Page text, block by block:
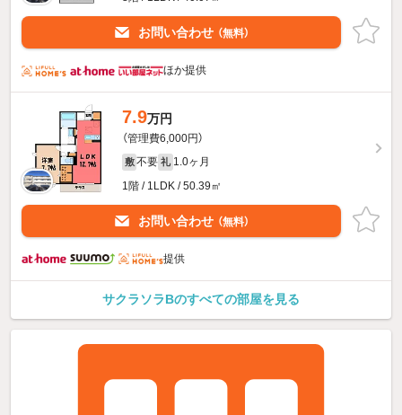
お問い合わせ （無料）
ほか提供
7.9万円
（管理費6,000円）
敷 不要 礼 1.0ヶ月
1階 / 1LDK / 50.39㎡
お問い合わせ （無料）
提供
サクラソラBのすべての部屋を見る